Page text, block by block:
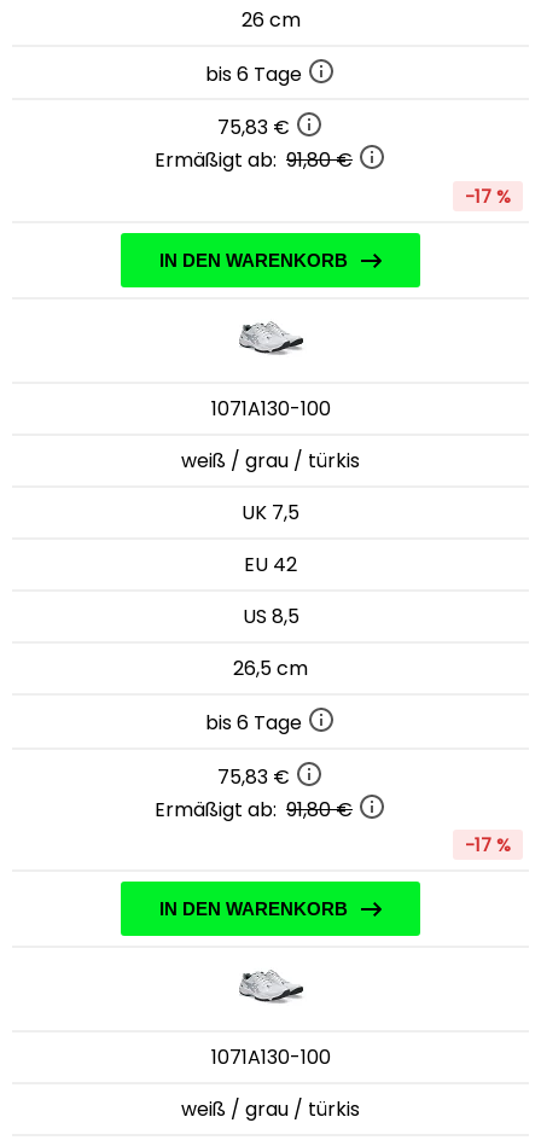
26 cm
bis 6 Tage
75,83 €
Ermäßigt ab: 91,80 €
-17 %
IN DEN WARENKORB
1071A130-100
weiß / grau / türkis
UK 7,5
EU 42
US 8,5
26,5 cm
bis 6 Tage
75,83 €
Ermäßigt ab: 91,80 €
-17 %
IN DEN WARENKORB
1071A130-100
weiß / grau / türkis